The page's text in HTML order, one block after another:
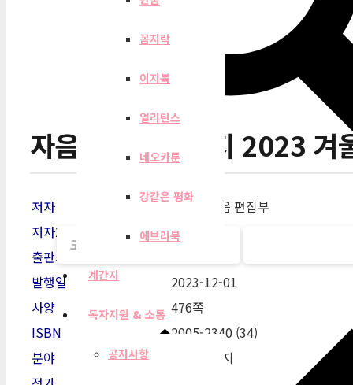
꼼지락
이지북
얼리틴스
네오카툰
강같은 평화
에브리북
계간지
독자지원 & 소통
공지사항
자음과모음 계간지 2023 겨
저자
자음과모음 편집부
저자2
출판사
발행일
2023-12-01
사양
476쪽
ISBN
2005-2340 (34)
분야
문예 계간지